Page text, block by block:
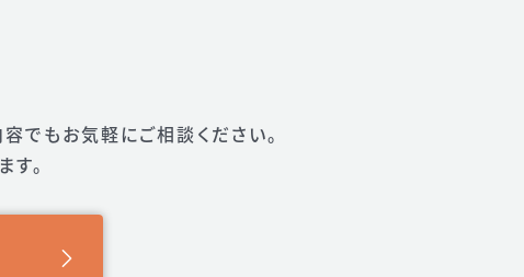
容でもお気軽にご相談ください。
す。